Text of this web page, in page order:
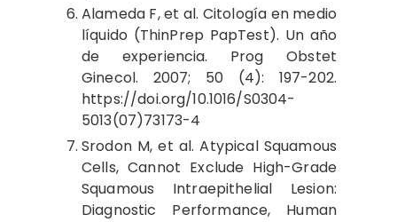
Alameda F, et al. Citología en medio
líquido (ThinPrep PapTest). Un año
de experiencia. Prog Obstet
Ginecol. 2007; 50 (4): 197-202.
https://doi.org/10.1016/S0304-
5013(07)73173-4
Srodon M, et al. Atypical Squamous
Cells, Cannot Exclude High-Grade
Squamous Intraepithelial Lesion:
Diagnostic Performance, Human